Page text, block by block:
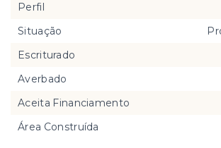
Perfil
Situação
Escriturado
Averbado
Aceita Financiamento
Área Construída